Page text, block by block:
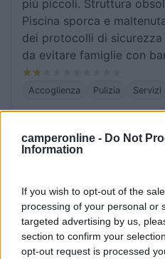
camperonline - Do Not
Information
If you wish to opt-out of the
processing of your personal or
targeted advertising by us,
section to confirm your
opt-out request is processed
più piccoli. Struttura
Piscina sporca e
dei protocolli di
da evitare famiglie con
Accoglienza Pulizia Servizi
Msabadin78
con elettricità 6A. Blocco
doccia, lavatoi, lavatrice e
disposizione. Prodotti
cucina.